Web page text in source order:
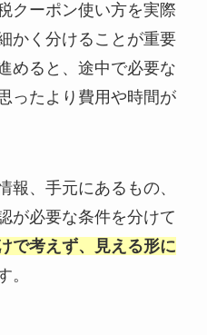
クーポン使い方を実際
かく分けることが重要
めると、途中で必要な
ったより費用や時間が
報、手元にあるもの、
が必要な条件を分けて
で考えず、見える形に
。